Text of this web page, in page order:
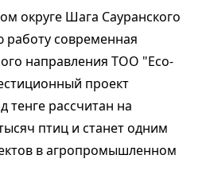
округе Шага Сауранского
работу современная
направления ТОО "Eco-
проект
тенге рассчитан на
птиц и станет одним
в агропромышленном